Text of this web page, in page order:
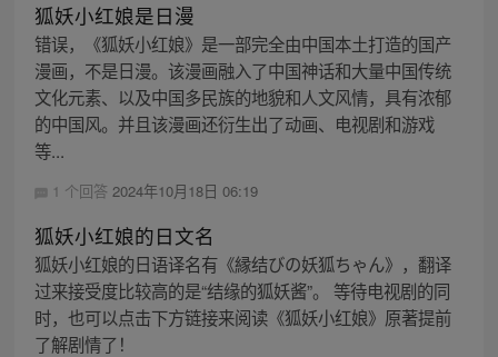
狐妖小红娘是日漫
错误，《狐妖小红娘》是一部完全由中国本土打造的国产
漫画，不是日漫。该漫画融入了中国神话和大量中国传统
文化元素、以及中国多民族的地貌和人文风情，具有浓郁
的中国风。并且该漫画还衍生出了动画、电视剧和游戏
等...
1 个回答 2024年10月18日 06:19
狐妖小红娘的日文名
狐妖小红娘的日语译名有《縁结びの妖狐ちゃん》，翻译
过来接受度比较高的是“结缘的狐妖酱”。 等待电视剧的同
时，也可以点击下方链接来阅读《狐妖小红娘》原著提前
了解剧情了！